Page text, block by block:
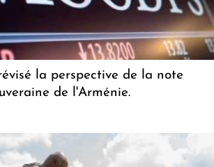
la perspective de la note
de l'Arménie.